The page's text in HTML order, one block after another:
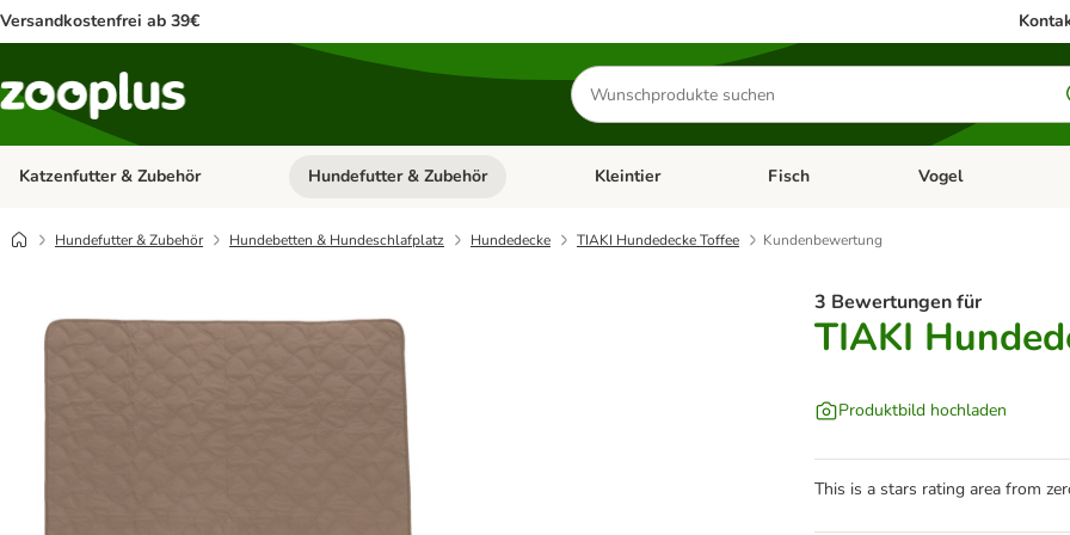
Versandkostenfrei ab 39€
Produkte
suchen
Katzenfutter & Zubehör Kategorie-Menü öffnen: Katzenfutter & Zubehör
Hundefutter & Zubehör Kategorie-Menü öffnen: Hundefutter & Zubehör
Kleintier Kategorie-Menü öffnen: Kleintier
Fisch Kategorie-Menü
Vogel
Hundefutter & Zubehör Hundebetten & Hundeschlafplatz Hundedecke TIAKI Hundedecke Toffee Kundenbewertung
3 Bewertungen für
TIAKI
Produktbild hochladen
This is a stars rating area from